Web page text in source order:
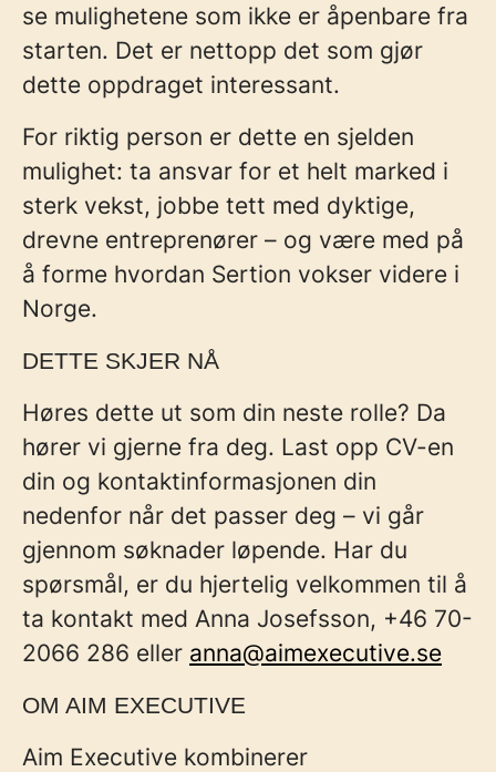
se mulighetene som ikke er åpenbare fra
starten. Det er nettopp det som gjør
dette oppdraget interessant.
For riktig person er dette en sjelden
mulighet: ta ansvar for et helt marked i
sterk vekst, jobbe tett med dyktige,
drevne entreprenører – og være med på
å forme hvordan Sertion vokser videre i
Norge.
DETTE SKJER NÅ
Høres dette ut som din neste rolle? Da
hører vi gjerne fra deg. Last opp CV-en
din og kontaktinformasjonen din
nedenfor når det passer deg – vi går
gjennom søknader løpende. Har du
spørsmål, er du hjertelig velkommen til å
ta kontakt med Anna Josefsson, +46 70-
2066 286 eller anna@aimexecutive.se
OM AIM EXECUTIVE
Aim Executive kombinerer